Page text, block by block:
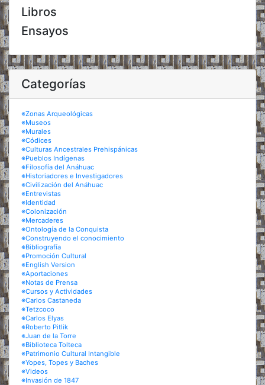
Libros
Ensayos
Categorías
※Zonas Arqueológicas
※Museos
※Murales
※Códices
※Culturas Ancestrales Prehispánicas
※Pueblos Indígenas
※Filosofía del Anáhuac
※Historiadores e Investigadores
※Civilización del Anáhuac
※Entrevistas
※Identidad
※Colonización
※Mercaderes
※Ontología de la Conquista
※Construyendo el conocimiento
※Bibliografía
※Promoción Cultural
※English Version
※Aportaciones
※Notas de Prensa
※Cursos y Actividades
※Carlos Castaneda
※Tetzcoco
※Carlos Elyas
※Roberto Pitlik
※Juan de la Torre
※Biblioteca Tolteca
※Patrimonio Cultural Intangible
※Yopes, Topes y Baches
※Videos
※Invasión de 1847